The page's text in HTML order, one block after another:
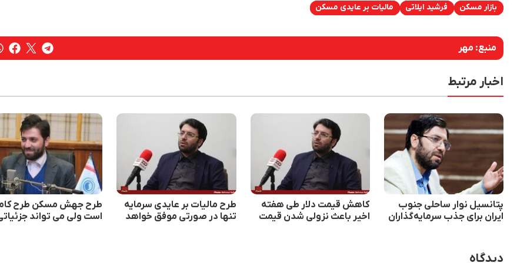
بازار مسکن فرشید ایلاتی مالیات بر عایدی مسکن
منبع: مهر
اخبار مرتبط
پتانسیل نوار ساحلی جنوب
ایران برای جذب سرمایه‌گذاران
کاهش قیمت دلار طی هفته
اخیر باعث نزولی شدن قیمت
طرح مالیات بر عایدی سرمایه
تنها در صورتی موفق خواهد
طرح جهش مسکن طرح
است ولی می تواند
دیدگاه